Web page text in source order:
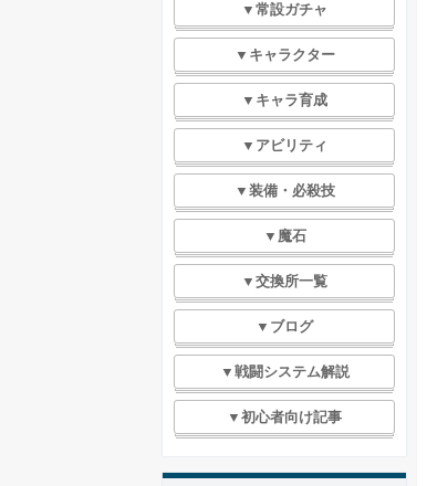
▼常設ガチャ
▼キャラクター
▼キャラ育成
▼アビリティ
▼装備・必殺技
▼魔石
▼交換所一覧
▼ブログ
▼戦闘システム解説
▼初心者向け記事